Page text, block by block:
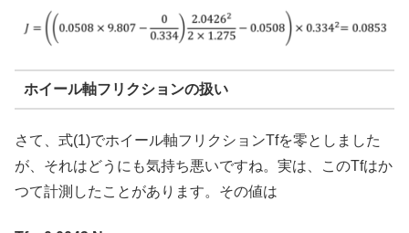
ホイール軸フリクションの扱い
さて、式(1)でホイール軸フリクションTfを零としました
が、それはどうにも気持ち悪いですね。実は、このTfはか
つて計測したことがあります。その値は